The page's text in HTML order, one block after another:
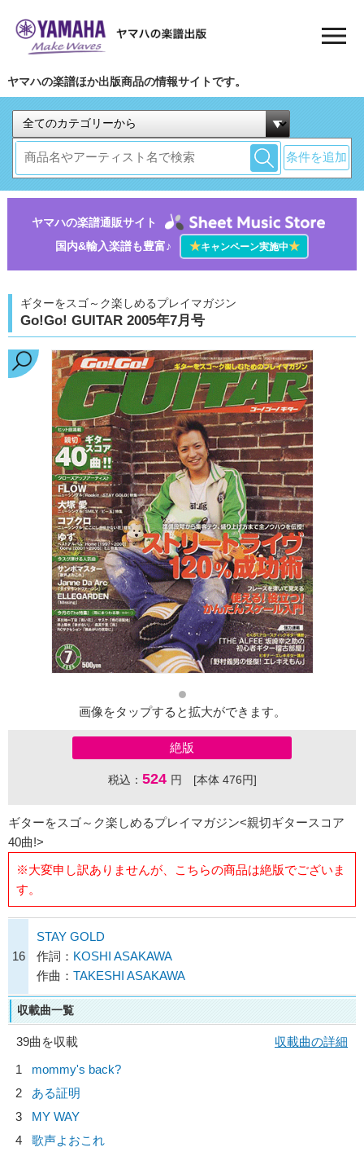
ヤマハの楽譜ほか出版商品の情報サイトです。
条件を追加
ヤマハの楽譜通販サイト
国内&輸入楽譜も豊富♪
★キャンペーン実施中★
ギターをスゴ～ク楽しめるプレイマガジン
Go!Go! GUITAR 2005年7月号
画像をタップすると拡大ができます。
絶版
税込： 524 円 [本体 476円]
ギターをスゴ～ク楽しめるプレイマガジン<親切ギタースコア
40曲!>
※大変申し訳ありませんが、こちらの商品は絶版でございま
す。
16
STAY GOLD
作詞： KOSHI ASAKAWA
作曲： TAKESHI ASAKAWA
収載曲一覧
39曲を収載
収載曲の詳細
1
mommy's back?
2
ある証明
3
MY WAY
4
歌声よおこれ